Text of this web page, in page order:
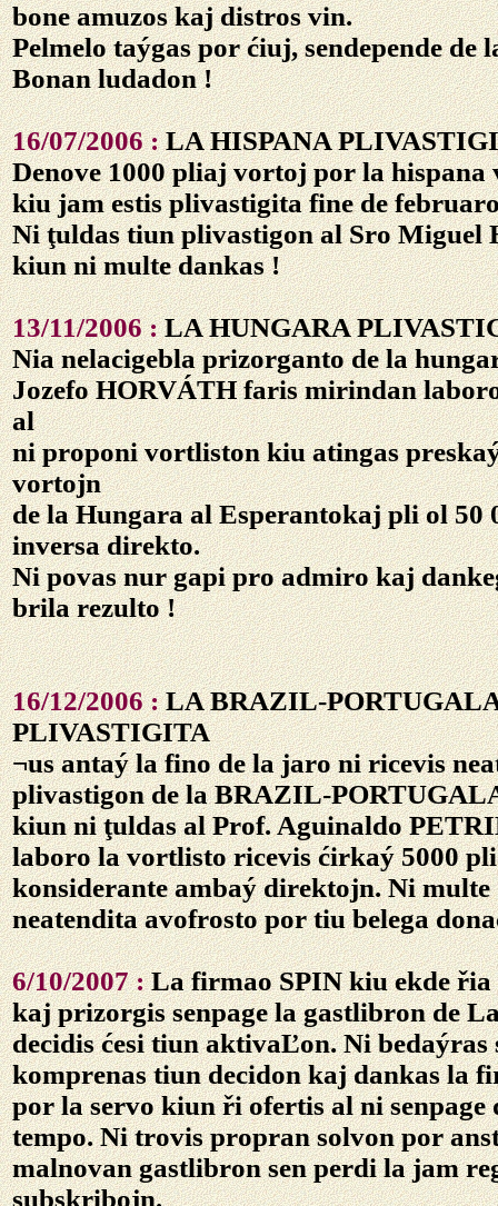
bone amuzos kaj distros vin.
Pelmelo taýgas por ćiuj, sendepende de
Bonan ludadon !
16/07/2006 :LA HISPANA
Denove 1000 pliaj vortoj por la hispana
kiu jam estis plivastigita fine de
Ni ţuldas tiun plivastigon alSro Miguel
kiun ni multe dankas !
13/11/2006 :LA HUNGARA
Nia nelacigebla prizorganto de la
Jozefo HORVÁTHfaris mirindan
al
ni proponi vortliston kiu atingas
vortojn
de la Hungara al Esperantokaj pli ol 50
inversa direkto.
Ni povas nur gapi pro admiro kaj
brila rezulto !
16/12/2006 :LA BRAZIL-
PLIVASTIGITA
¬us antaý la fino de la jaro ni ricevis
plivastigon de la BRAZIL-
kiun ni ţuldas alProf. Aguinaldo
laboro la vortlisto ricevis ćirkaý 5000
konsiderante ambaý direktojn. Ni multe
neatendita avofrosto por tiu belega
6/10/2007 :La firmao SPIN kiu ekde řia
kaj prizorgis senpage la gastlibron de
decidis ćesi tiun aktivaĽon. Ni bedaýras
komprenas tiun decidon kaj dankas la
por la servo kiun ři ofertis al ni senpage
tempo. Ni trovis propran solvon por
malnovan gastlibron sen perdi la jam
subskribojn.